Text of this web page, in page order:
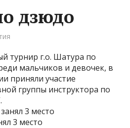
дзюдо
турнир г.о. Шатура по
мальчиков и девочек, в
приняли участие
группы инструктора по
3 место
3 место